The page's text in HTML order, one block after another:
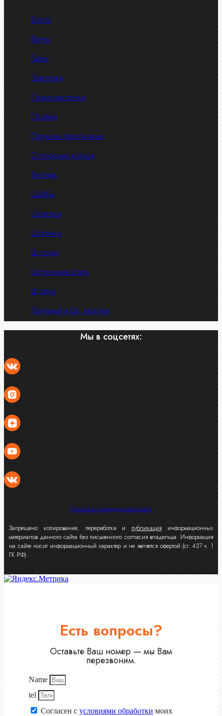
Болты
Винты
Гайки
Заклепки
Пресс-масленки
Пробки
Пружины тарельчатые
Стопорные кольца
Такелаж
Шайбы
Шпильки
Шплинты
Шпонки
Шпоночная сталь
Штифты
Латунный и бр. крепеж
Мы в соцсетях:
Политика конфиденциальности
Запрещено копирование, переработка и публикация информационных
материалов данного сайта без письменного согласия владельца. Информация
на сайте носит информационный характер и не является офертой (ст. 437 ч. 1
ГК РФ).
Есть вопросы?
Оставьте Ваш номер — мы Вам
перезвоним.
Name
tel
Согласен с условиями обработки моих